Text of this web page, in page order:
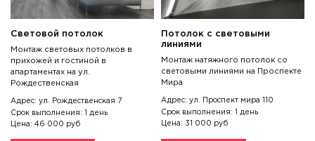
Световой потолок
Монтаж световых потолков в
прихожей и гостиной в
апартаментах на ул.
Рождественская
Адрес: ул. Рождественская 7
Срок выполнения: 1 день
Цена: 46 000 руб
Потолок с световыми
линиями
Монтаж натяжного потолок со
световыми линиями на Проспекте
Мира
Адрес: ул. Проспект мира 110
Срок выполнения: 1 день
Цена: 31 000 руб